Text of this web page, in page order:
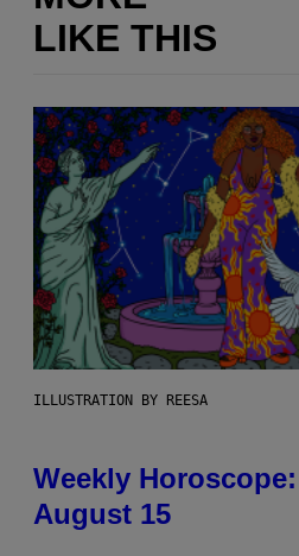
LIKE THIS
ILLUSTRATION BY REESA
Weekly
August 15